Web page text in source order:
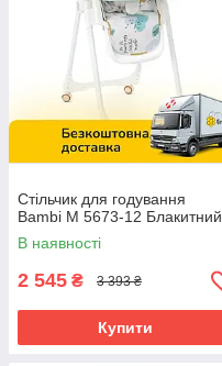
Стільчик для годування
Bambi M 5673-12 Блакитний
В наявності
2 545 ₴ 3 393 ₴
Купити